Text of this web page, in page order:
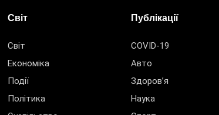
Світ
Світ
Економіка
Події
Політика
Публікації
COVID-19
Авто
Здоров’я
Наука